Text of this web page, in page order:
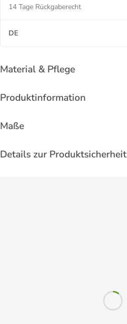
14 Tage Rückgaberecht
DE
Material & Pflege
Produktinformation
Maße
Details zur Produktsicherheit